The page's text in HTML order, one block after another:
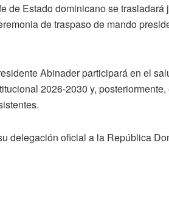
de Estado dominicano se
de traspaso de mando
Abinader participará en el
2026-2030 y,
delegación oficial a la República